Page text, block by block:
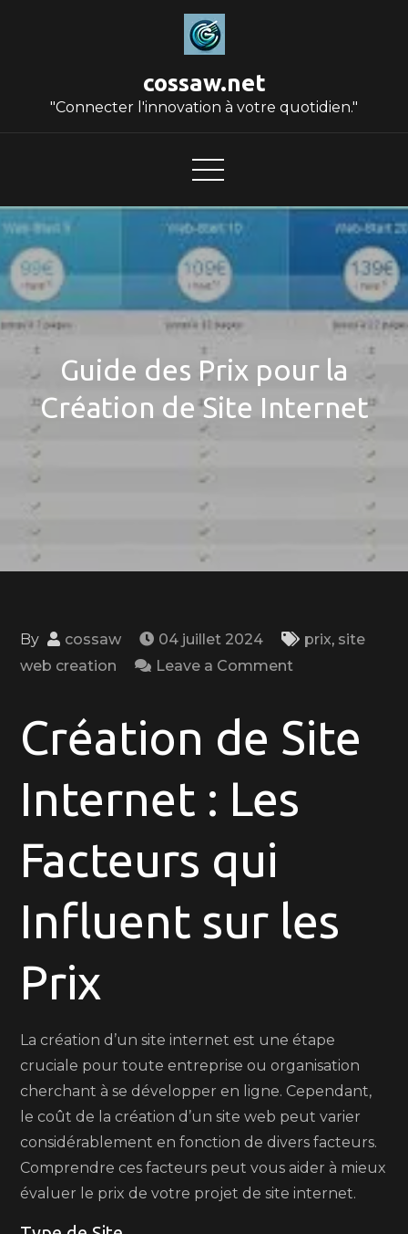
cossaw.net
"Connecter l'innovation à votre quotidien."
Guide des Prix pour la
Création de Site Internet
By cossaw 04 juillet 2024 prix, site
web creation
Leave a Comment
Prix
la
Création
Création de Site
Internet : Les
Facteurs qui
Influent sur les
Prix
La création d’un site internet est une étape
cruciale pour toute entreprise ou organisation
cherchant à se développer en ligne. Cependant,
le coût de la création d’un site web peut varier
considérablement en fonction de divers facteurs.
Comprendre ces facteurs peut vous aider à mieux
évaluer le prix de votre projet de site internet.